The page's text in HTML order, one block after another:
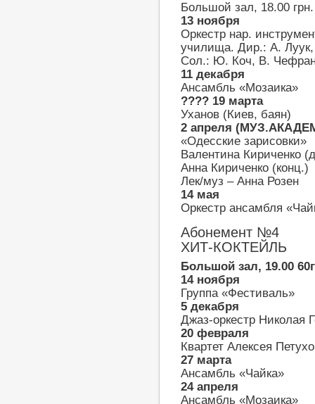
Большой зал, 18.00 грн.
13 ноября
Оркестр нар.
училища. Дир.: А.
Сол.: Ю. Коч, В.
11 декабря
Ансамбль «Мозаика»
???? 19 марта
Уханов (Киев, баян)
2 апреля
«Одесские зарисовки»
Валентина Кириченко
Анна Кириченко (конц.)
Лек/муз – Анна Розен
14 мая
Оркестр ансамбля
Абонемент №4
ХИТ-КОКТЕЙЛЬ
Большой зал, 19.00
14 ноября
Группа «Фестиваль»
5 декабря
Джаз-оркестр Николая
20 февраля
Квартет Алексея
27 марта
Ансамбль «Чайка»
24 апреля
Ансамбль «Мозаика»